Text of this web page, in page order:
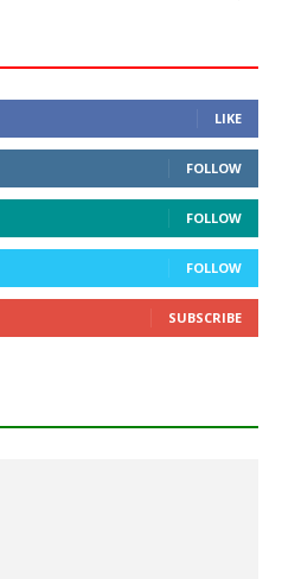
LIKE
FOLLOW
FOLLOW
FOLLOW
SUBSCRIBE